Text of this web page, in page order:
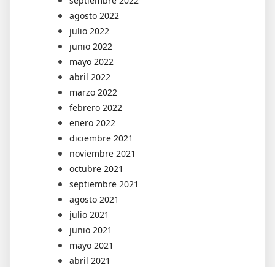
agosto 2022
julio 2022
junio 2022
mayo 2022
abril 2022
marzo 2022
febrero 2022
enero 2022
diciembre 2021
noviembre 2021
octubre 2021
septiembre 2021
agosto 2021
julio 2021
junio 2021
mayo 2021
abril 2021